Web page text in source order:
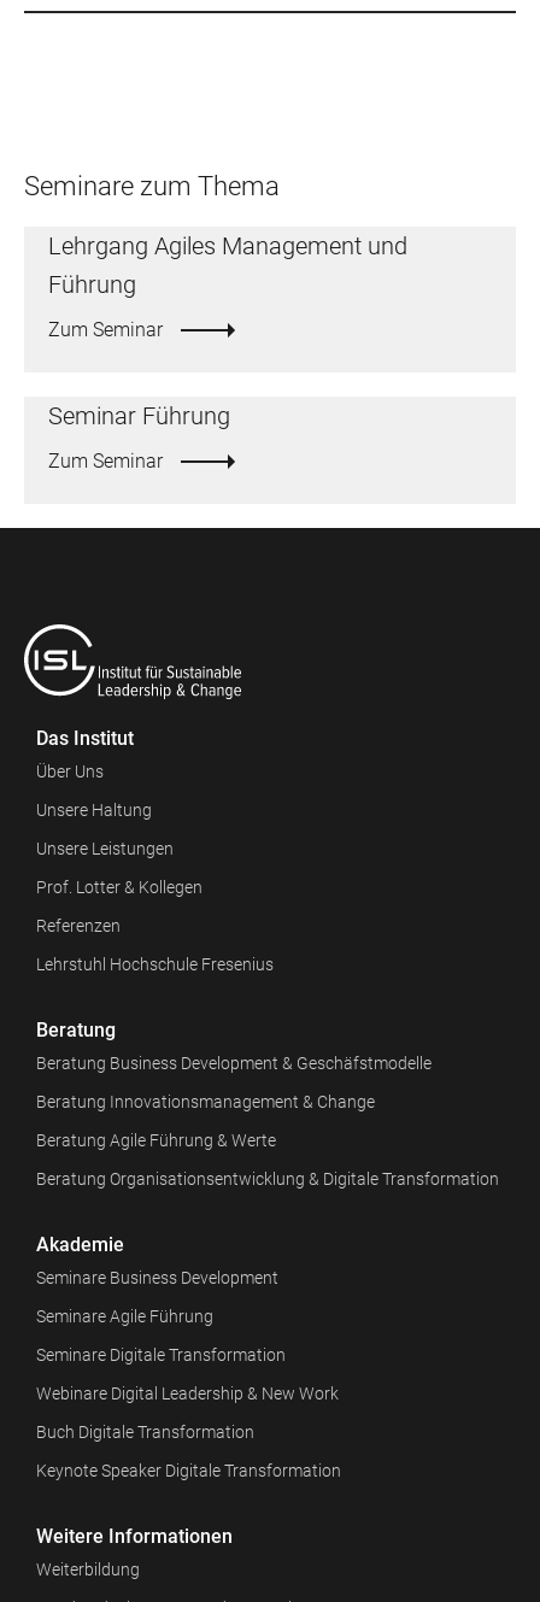
Seminare zum Thema
Lehrgang Agiles Management und
Führung
Zum Seminar
Seminar Führung
Zum Seminar
Das Institut
Über Uns
Unsere Haltung
Unsere Leistungen
Prof. Lotter & Kollegen
Referenzen
Lehrstuhl Hochschule Fresenius
Beratung
Beratung Business Development & Geschäfstmodelle
Beratung Innovationsmanagement & Change
Beratung Agile Führung & Werte
Beratung Organisationsentwicklung & Digitale Transformation
Akademie
Seminare Business Development
Seminare Agile Führung
Seminare Digitale Transformation
Webinare Digital Leadership & New Work
Buch Digitale Transformation
Keynote Speaker Digitale Transformation
Weitere Informationen
Weiterbildung